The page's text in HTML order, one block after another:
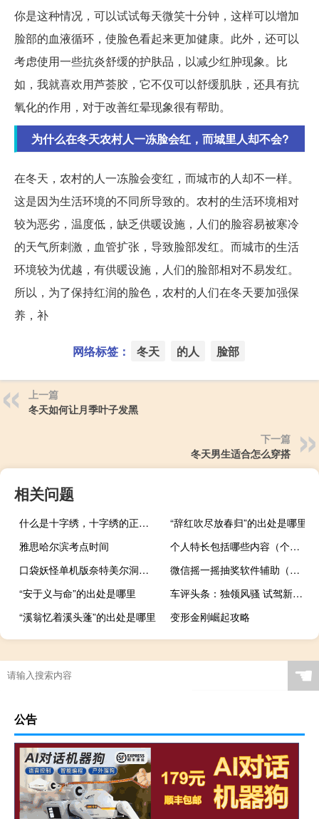
你是这种情况，可以试试每天微笑十分钟，这样可以增加
脸部的血液循环，使脸色看起来更加健康。此外，还可以
考虑使用一些抗炎舒缓的护肤品，以减少红肿现象。比
如，我就喜欢用芦荟胶，它不仅可以舒缓肌肤，还具有抗
氧化的作用，对于改善红晕现象很有帮助。
为什么在冬天农村人一冻脸会红，而城里人却不会?
在冬天，农村的人一冻脸会变红，而城市的人却不一样。
这是因为生活环境的不同所导致的。农村的生活环境相对
较为恶劣，温度低，缺乏供暖设施，人们的脸容易被寒冷
的天气所刺激，血管扩张，导致脸部发红。而城市的生活
环境较为优越，有供暖设施，人们的脸部相对不易发红。
所以，为了保持红润的脸色，农村的人们在冬天要加强保
养，补
网络标签： 冬天 的人 脸部
上一篇
冬天如何让月季叶子发黑
下一篇
冬天男生适合怎么穿搭
相关问题
什么是十字绣，十字绣的正确绣法是怎样绣的？
“辞红吹尽放春归”的出处是哪里
雅思哈尔滨考点时间
个人特长包括哪些内容（个人特长包括哪些）
口袋妖怪单机版奈特美尔洞怎么过
微信摇一摇抽奖软件辅助（微信摇一摇抽奖软件）
“安于义与命”的出处是哪里
车评头条：独领风骚 试驾新款保时捷911 Carrera
“溪翁忆着溪头蓬”的出处是哪里
变形金刚崛起攻略
4元6分等于多少元
☚
公告